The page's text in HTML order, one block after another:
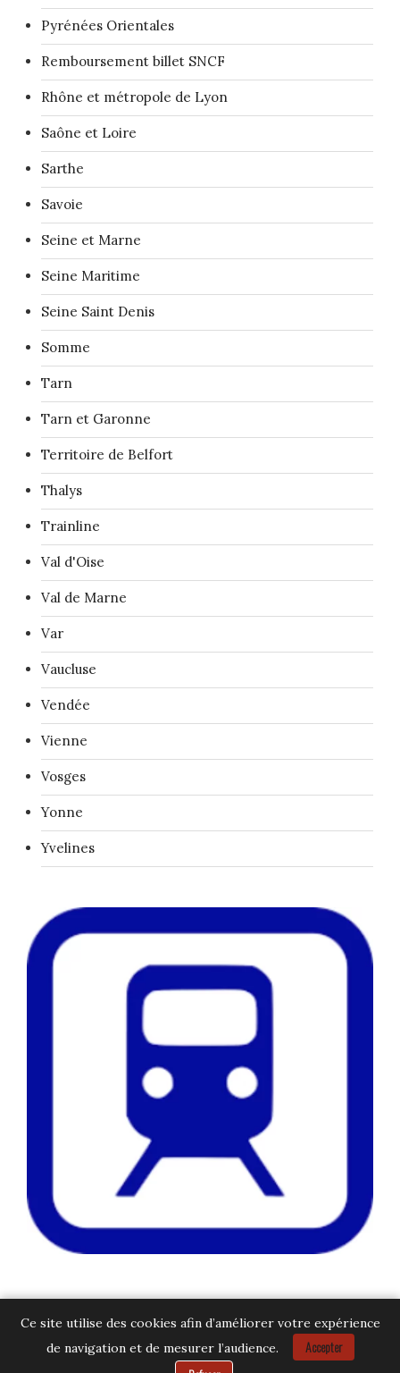
Pyrénées Orientales
Remboursement billet SNCF
Rhône et métropole de Lyon
Saône et Loire
Sarthe
Savoie
Seine et Marne
Seine Maritime
Seine Saint Denis
Somme
Tarn
Tarn et Garonne
Territoire de Belfort
Thalys
Trainline
Val d'Oise
Val de Marne
Var
Vaucluse
Vendée
Vienne
Vosges
Yonne
Yvelines
Ce site utilise des cookies afin d’améliorer votre expérience
de navigation et de mesurer l’audience.
Accepter